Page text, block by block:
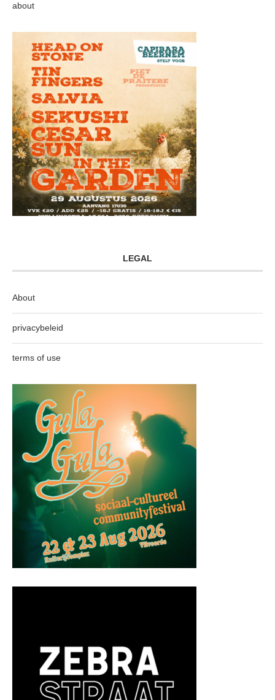
about
LEGAL
About
privacybeleid
terms of use